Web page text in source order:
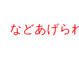
などあげら